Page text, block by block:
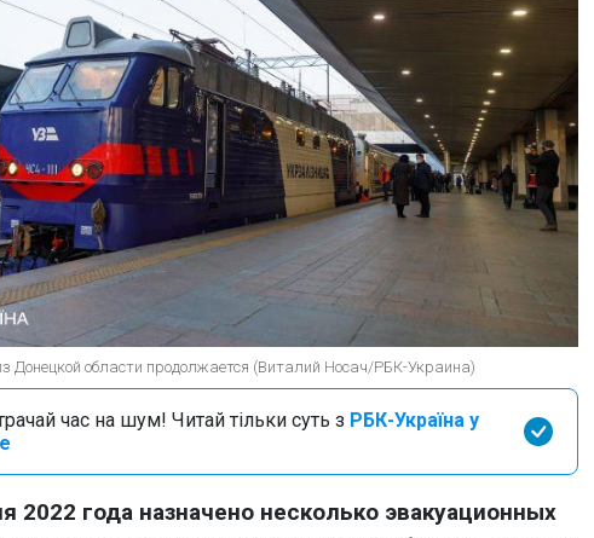
Донецкой области продолжается (Виталий Носач/РБК-Украина)
час на шум! Читай тільки суть з РБК-Україна у
2022 года назначено несколько эвакуационных